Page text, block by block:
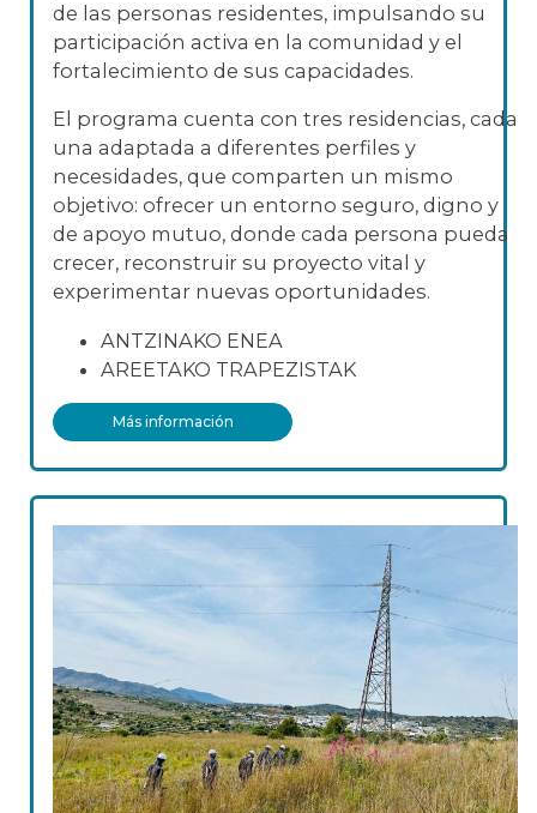
de las personas residentes, impulsando su
participación activa en la comunidad y el
fortalecimiento de sus capacidades.
El programa cuenta con tres residencias, cada
una adaptada a diferentes perfiles y
necesidades, que comparten un mismo
objetivo: ofrecer un entorno seguro, digno y
de apoyo mutuo, donde cada persona pueda
crecer, reconstruir su proyecto vital y
experimentar nuevas oportunidades.
ANTZINAKO ENEA
AREETAKO TRAPEZISTAK
Más información